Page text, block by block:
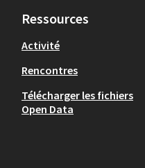
Ressources
Activité
Rencontres
Télécharger les fichiers
Open Data